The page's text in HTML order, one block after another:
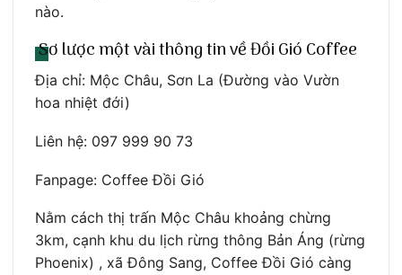
nào.
Sơ lược một vài thông tin về Đồi Gió Coffee
Địa chỉ: Mộc Châu, Sơn La (Đường vào Vườn
hoa nhiệt đới)
Liên hệ: 097 999 90 73
Fanpage: Coffee Đồi Gió
Nằm cách thị trấn Mộc Châu khoảng chừng
3km, cạnh khu du lịch rừng thông Bản Áng (rừng
Phoenix) , xã Đông Sang, Coffee Đồi Gió càng